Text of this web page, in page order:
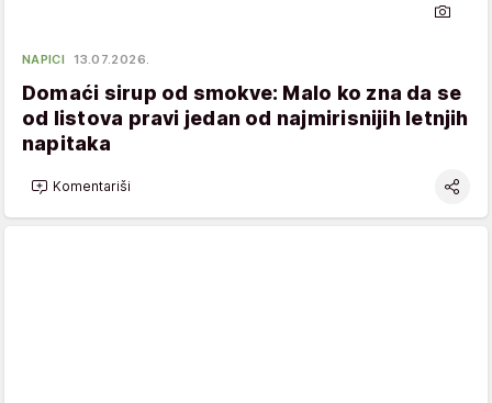
NAPICI 13.07.2026.
Domaći sirup od smokve: Malo ko zna da se
od listova pravi jedan od najmirisnijih letnjih
napitaka
Komentariši